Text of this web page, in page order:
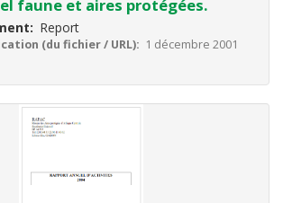
faune et aires protégées.
Report
(du fichier / URL) 1 décembre 2001